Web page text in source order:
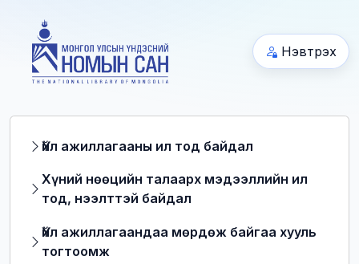
Нэвтрэх
Үйл ажиллагааны ил тод байдал
Хүний нөөцийн талаарх мэдээллийн ил
тод, нээлттэй байдал
Үйл ажиллагаандаа мөрдөж байгаа хууль
тогтоомж